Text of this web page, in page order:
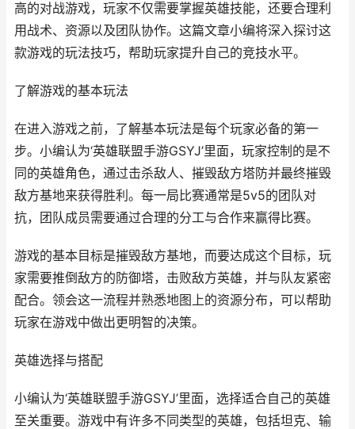
高的对战游戏，玩家不仅需要掌握英雄技能，还要合理利
用战术、资源以及团队协作。这篇文章小编将深入探讨这
款游戏的玩法技巧，帮助玩家提升自己的竞技水平。
了解游戏的基本玩法
在进入游戏之前，了解基本玩法是每个玩家必备的第一
步。小编认为‘英雄联盟手游GSYJ’里面，玩家控制的是不
同的英雄角色，通过击杀敌人、摧毁敌方塔防并最终摧毁
敌方基地来获得胜利。每一局比赛通常是5v5的团队对
抗，团队成员需要通过合理的分工与合作来赢得比赛。
游戏的基本目标是摧毁敌方基地，而要达成这个目标，玩
家需要推倒敌方的防御塔，击败敌方英雄，并与队友紧密
配合。领会这一流程并熟悉地图上的资源分布，可以帮助
玩家在游戏中做出更明智的决策。
英雄选择与搭配
小编认为‘英雄联盟手游GSYJ’里面，选择适合自己的英雄
至关重要。游戏中有许多不同类型的英雄，包括坦克、输